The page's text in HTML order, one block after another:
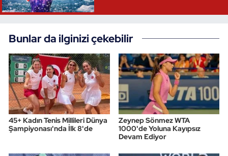
Bunlar da ilginizi çekebilir
45+ Kadın Tenis Millileri Dünya
Şampiyonası'nda İlk 8'de
Zeynep Sönmez WTA
1000'de Yoluna Kayıpsız
Devam Ediyor
Tenis
Triatlon
Voleybol
Vücut Geliştirme Fitness